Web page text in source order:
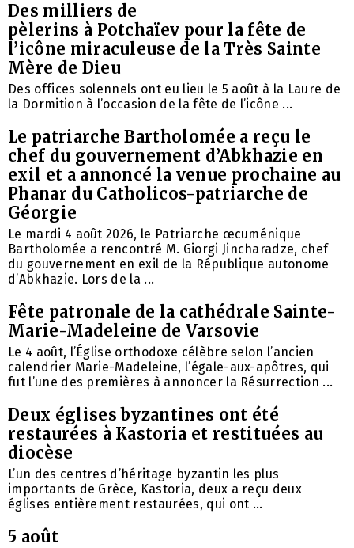
Des milliers de
pèlerins à Potchaïev pour la fête de
l’icône miraculeuse de la Très Sainte
Mère de Dieu
Des offices solennels ont eu lieu le 5 août à la Laure de
la Dormition à l’occasion de la fête de l’icône ...
Le patriarche Bartholomée a reçu le
chef du gouvernement d’Abkhazie en
exil et a annoncé la venue prochaine au
Phanar du Catholicos-patriarche de
Géorgie
Le mardi 4 août 2026, le Patriarche œcuménique
Bartholomée a rencontré M. Giorgi Jincharadze, chef
du gouvernement en exil de la République autonome
d’Abkhazie. Lors de la ...
Fête patronale de la cathédrale Sainte-
Marie-Madeleine de Varsovie
Le 4 août, l’Église orthodoxe célèbre selon l’ancien
calendrier Marie-Madeleine, l’égale-aux-apôtres, qui
fut l’une des premières à annoncer la Résurrection ...
Deux églises byzantines ont été
restaurées à Kastoria et restituées au
diocèse
L’un des centres d’héritage byzantin les plus
importants de Grèce, Kastoria, deux a reçu deux
églises entièrement restaurées, qui ont ...
5 août